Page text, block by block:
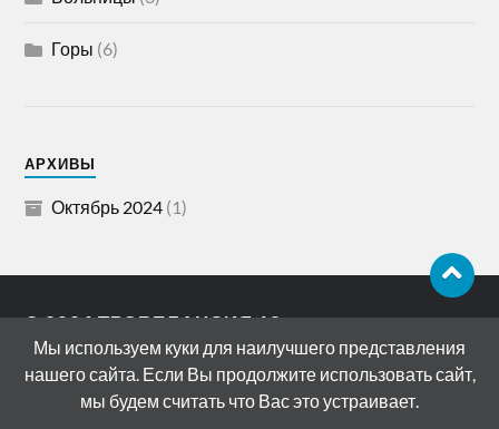
Горы (6)
АРХИВЫ
Октябрь 2024 (1)
© 2026ТРЭВЕЛАНСИЯ 18+
АДРЕС: 119072, РОССИЯ, МОСКВА,
БОЛОТНАЯ НАБЕРЕЖНАЯ, ДОМ 15
СТРОЕНИЕ 11
Мы используем куки для наилучшего представления
нашего сайта. Если Вы продолжите использовать сайт,
мы будем считать что Вас это устраивает.